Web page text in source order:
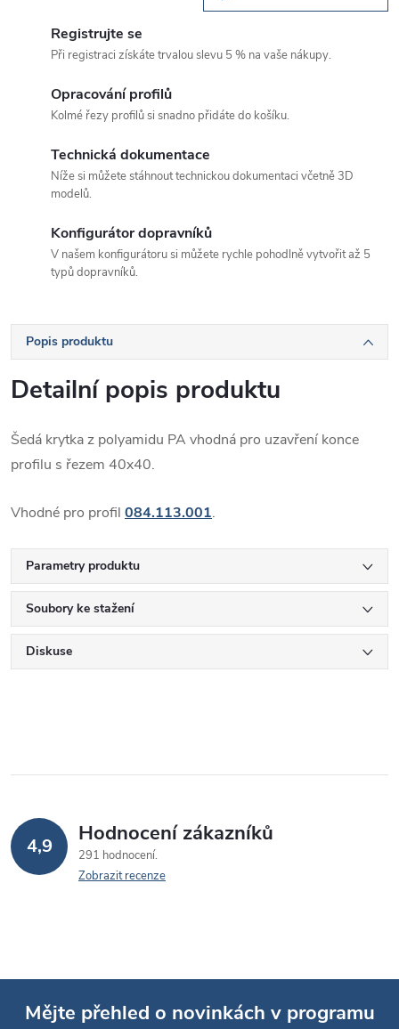
Registrujte se
Při registraci získáte trvalou slevu 5 % na vaše nákupy.
Opracování profilů
Kolmé řezy profilů si snadno přidáte do košíku.
Technická dokumentace
Níže si můžete stáhnout technickou dokumentaci včetně 3D
modelů.
Konfigurátor dopravníků
V našem konfigurátoru si můžete rychle pohodlně vytvořit až 5
typů dopravníků.
Popis produktu
Detailní popis produktu
Šedá krytka z polyamidu PA vhodná pro uzavření konce
profilu s řezem 40x40.
Vhodné pro profil 084.113.001.
Parametry produktu
Soubory ke stažení
Diskuse
4,9 Hodnocení zákazníků
291 hodnocení
Zobrazit recenze
Mějte přehled o novinkách v programu